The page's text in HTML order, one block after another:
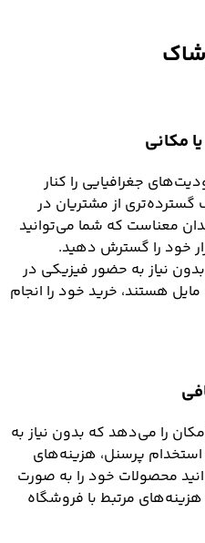
مکانی
جغرافیایی را کنار
از مشتریان در
معناست که شما می‌توانید
خود را گسترش دهید.
نیاز به حضور فیزیکی در
هستند، خرید خود را انجام
را می‌دهد که بدون نیاز به
استخدام پرسنل، هزینه‌های
محصولات خود را به صورت
هزینه‌های مرتبط با فروشگاه